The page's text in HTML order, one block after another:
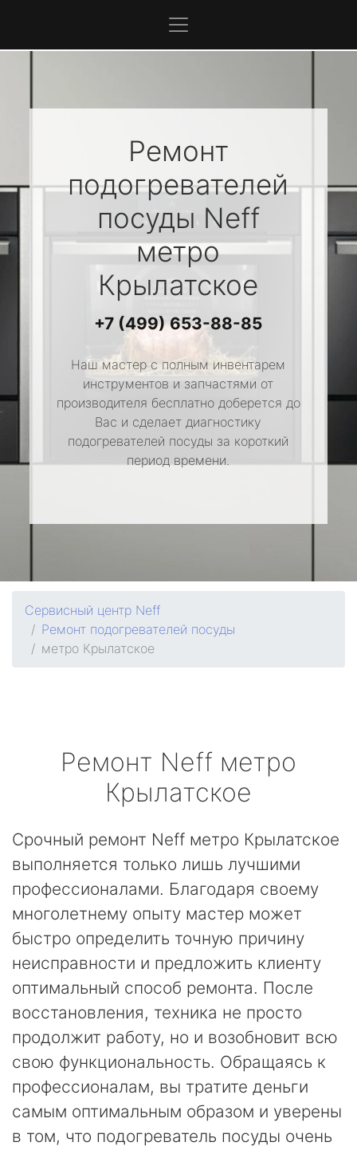
Ремонт
подогревателей
посуды Neff
метро
Крылатское
+7 (499) 653-88-85
Наш мастер с полным инвентарем
инструментов и запчастями от
производителя бесплатно доберется до
Вас и сделает диагностику
подогревателей посуды за короткий
период времени.
Сервисный центр Neff
Ремонт подогревателей посуды
метро Крылатское
Ремонт Neff метро
Крылатское
Срочный ремонт Neff метро Крылатское
выполняется только лишь лучшими
профессионалами. Благодаря своему
многолетнему опыту мастер может
быстро определить точную причину
неисправности и предложить клиенту
оптимальный способ ремонта. После
восстановления, техника не просто
продолжит работу, но и возобновит всю
свою функциональность. Обращаясь к
профессионалам, вы тратите деньги
самым оптимальным образом и уверены
в том, что подогреватель посуды очень